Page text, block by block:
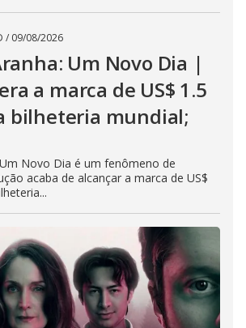
/ 09/08/2026
Um Novo Dia |
a marca de US$ 1.5
bilheteria mundial;
Novo Dia é um fenômeno de
acaba de alcançar a marca de US$